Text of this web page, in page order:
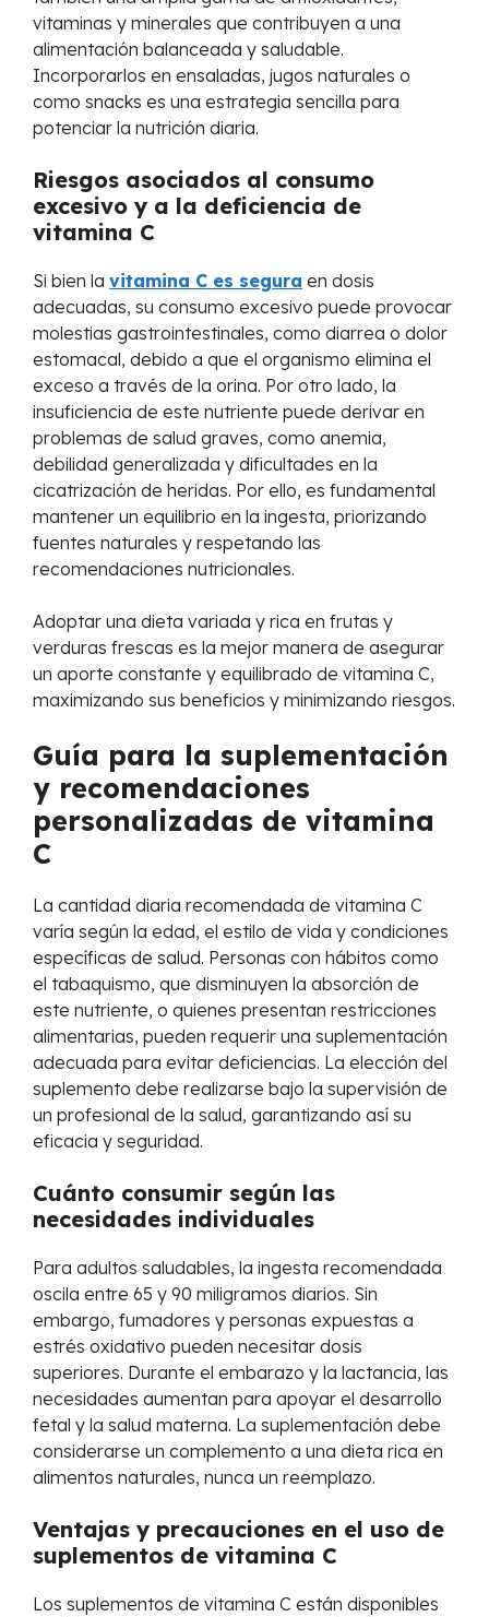
vitaminas y minerales que contribuyen a una
alimentación balanceada y saludable.
Incorporarlos en ensaladas, jugos naturales o
como snacks es una estrategia sencilla para
potenciar la nutrición diaria.
Riesgos asociados al consumo
excesivo y a la deficiencia de
vitamina C
Si bien la vitamina C es segura en dosis
adecuadas, su consumo excesivo puede provocar
molestias gastrointestinales, como diarrea o dolor
estomacal, debido a que el organismo elimina el
exceso a través de la orina. Por otro lado, la
insuficiencia de este nutriente puede derivar en
problemas de salud graves, como anemia,
debilidad generalizada y dificultades en la
cicatrización de heridas. Por ello, es fundamental
mantener un equilibrio en la ingesta, priorizando
fuentes naturales y respetando las
recomendaciones nutricionales.
Adoptar una dieta variada y rica en frutas y
verduras frescas es la mejor manera de asegurar
un aporte constante y equilibrado de vitamina C,
maximizando sus beneficios y minimizando riesgos.
Guía para la suplementación
y recomendaciones
personalizadas de vitamina
C
La cantidad diaria recomendada de vitamina C
varía según la edad, el estilo de vida y condiciones
específicas de salud. Personas con hábitos como
el tabaquismo, que disminuyen la absorción de
este nutriente, o quienes presentan restricciones
alimentarias, pueden requerir una suplementación
adecuada para evitar deficiencias. La elección del
suplemento debe realizarse bajo la supervisión de
un profesional de la salud, garantizando así su
eficacia y seguridad.
Cuánto consumir según las
necesidades individuales
Para adultos saludables, la ingesta recomendada
oscila entre 65 y 90 miligramos diarios. Sin
embargo, fumadores y personas expuestas a
estrés oxidativo pueden necesitar dosis
superiores. Durante el embarazo y la lactancia, las
necesidades aumentan para apoyar el desarrollo
fetal y la salud materna. La suplementación debe
considerarse un complemento a una dieta rica en
alimentos naturales, nunca un reemplazo.
Ventajas y precauciones en el uso de
suplementos de vitamina C
Los suplementos de vitamina C están disponibles